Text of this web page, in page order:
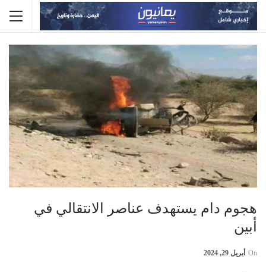
هجوم دام يستهدف عناصر الانتقالي في
أبين
On أبريل 29, 2024